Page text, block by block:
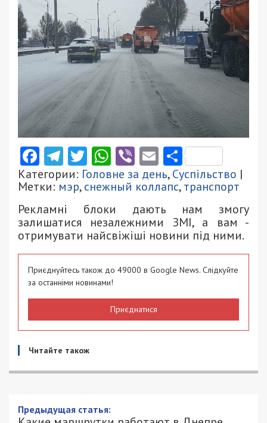
Facebook
Telegram
Twitter
WhatsApp
ViberEmail
Категории: Головне за день,Суспільство |
Метки: мэр,снежный коллапс,транспорт
Рекламні блоки дають нам змогу
залишатися незалежними ЗМІ, а вам -
отримувати найсвіжіші новини під ними.
Приєднуйтесь також до 49000 в Google News. Слідкуйте
за останніми новинами!
Приєднатися
Читайте також
Какие маршрутки работают в Днепре